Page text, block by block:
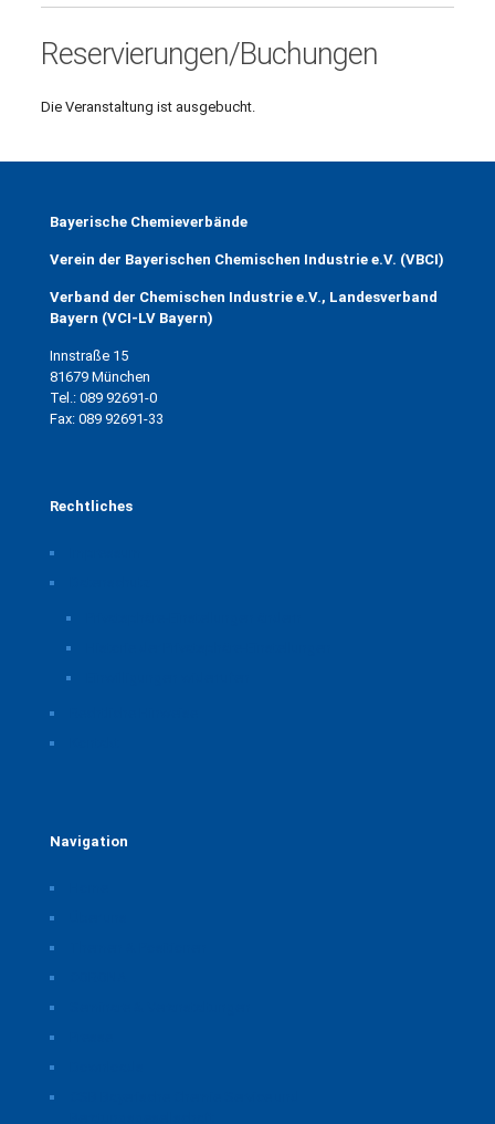
Reservierungen/Buchungen
Die Veranstaltung ist ausgebucht.
Bayerische Chemieverbände
Verein der Bayerischen Chemischen Industrie e.V. (VBCI)
Verband der Chemischen Industrie e.V., Landesverband
Bayern (VCI-LV Bayern)
Innstraße 15
81679 München
Tel.: 089 92691-0
Fax: 089 92691-33
Rechtliches
Navigation